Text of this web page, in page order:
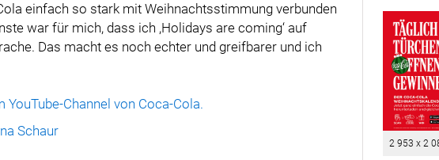
einfach so stark mit Weihnachtsstimmung verbunden
war für mich, dass ich ,Holidays are coming‘ auf
Das macht es noch echter und greifbarer und ich
YouTube-Channel von Coca-Cola.
Schaur
2 953 x 2